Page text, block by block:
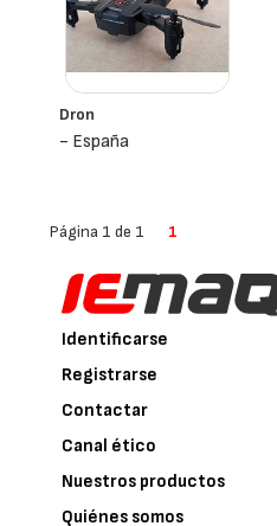
Dron
- España
Página 1 de 1 1
Identificarse
Registrarse
Contactar
Canal ético
Nuestros productos
Quiénes somos